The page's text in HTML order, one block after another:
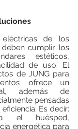
eléctricas de los
cumplir los
estéticos,
de uso. El
de JUNG para
ofrece un
además de
pensadas
Es decir:
el huésped,
energética para